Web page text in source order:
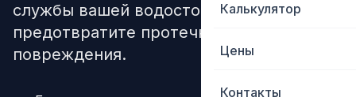
Калькулятор
Цены
Контакты
Калькулятор
Цены
Контакты
службы вашей водосточной системы и
предотвратите протечки и
повреждения.